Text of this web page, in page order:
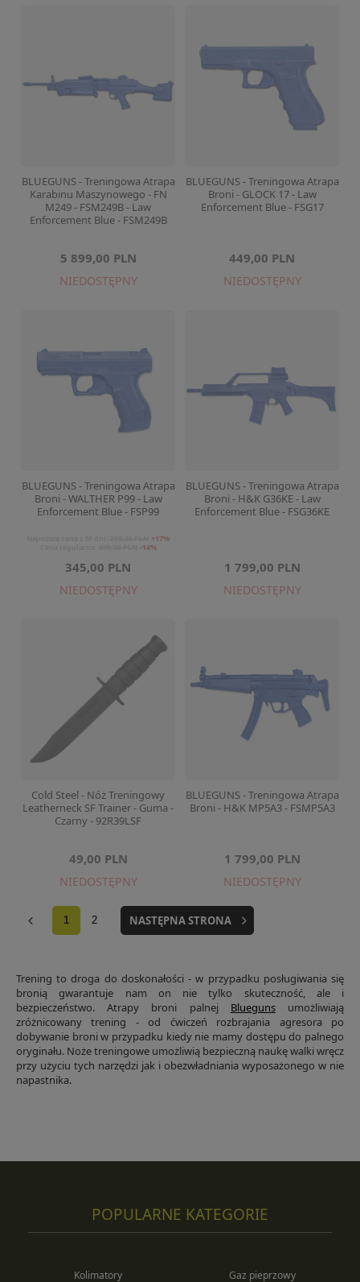
BLUEGUNS - Treningowa Atrapa
Karabinu Maszynowego - FN
M249 - FSM249B - Law
Enforcement Blue - FSM249B
5 899,00 PLN
NIEDOSTĘPNY
BLUEGUNS - Treningowa Atrapa
Broni - GLOCK 17 - Law
Enforcement Blue - FSG17
449,00 PLN
NIEDOSTĘPNY
BLUEGUNS - Treningowa Atrapa
Broni - WALTHER P99 - Law
Enforcement Blue - FSP99
345,00 PLN
+17%
-14%
NIEDOSTĘPNY
BLUEGUNS - Treningowa Atrapa
Broni - H&K G36KE - Law
Enforcement Blue - FSG36KE
1 799,00 PLN
NIEDOSTĘPNY
Cold Steel - Nóż Treningowy
Leatherneck SF Trainer - Guma -
Czarny - 92R39LSF
49,00 PLN
NIEDOSTĘPNY
BLUEGUNS - Treningowa Atrapa
Broni - H&K MP5A3 - FSMP5A3
1 799,00 PLN
NIEDOSTĘPNY
1 2 NASTĘPNA STRONA
Trening to droga do doskonałości - w przypadku posługiwania się
bronią gwarantuje nam on nie tylko skuteczność, ale i
bezpieczeństwo. Atrapy broni palnej Bluegunsumożliwiają
zróżnicowany trening - od ćwiczeń rozbrajania agresora po
dobywanie broni w przypadku kiedy nie mamy dostępu do palnego
oryginału. Noże treningowe umożliwią bezpieczną naukę walki wręcz
przy użyciu tych narzędzi jak i obezwładniania wyposażonego w nie
napastnika.
POPULARNE KATEGORIE
Kolimatory
Gaz pieprzowy